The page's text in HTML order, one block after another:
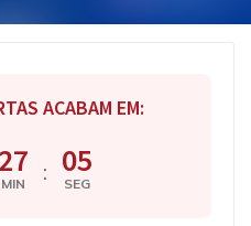
ACABAM EM:
27
MIN : 04
SEG